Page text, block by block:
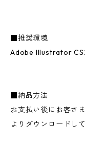
■推奨環境
Adobe Illustrator
■納品方法
お支払い後にお客さ
よりダウンロードして